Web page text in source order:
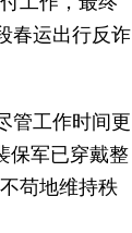
春运出行反诈
管工作时间更
保军已穿戴整
苟地维持秩